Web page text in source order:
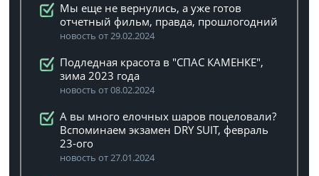
Мы еще не вернулись, а уже готов
отчетный фильм, правда, прошлогодний
новость от 29.02.2024
Подледная красота в "СПАС КАМЕНКЕ",
зима 2023 года
новость от 08.02.2024
А вы много елочных шаров поцеловали?
Вспоминаем экзамен DRY SUIT, февраль
23-ого
новость от 27.01.2024